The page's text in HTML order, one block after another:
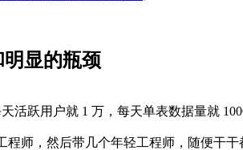
显的瓶颈
活跃用户就 1 万，每天单表数据量就
师，然后带几个年轻工程师，随便干干